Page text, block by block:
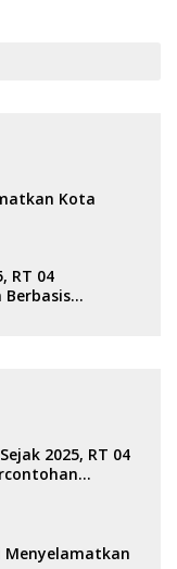
Kota
RT 04
2025, RT 04
Menyelamatkan